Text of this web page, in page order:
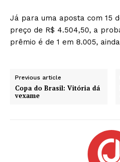
Já para uma aposta com 15
preço de R$ 4.504,50, a
prêmio é de 1 em 8.005,
Previous article
Copa do Brasil: Vitória dá
vexame